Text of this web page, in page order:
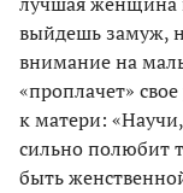
выйдешь замуж,
внимание на
«проплачет»
к матери:
сильно полюбит
быть